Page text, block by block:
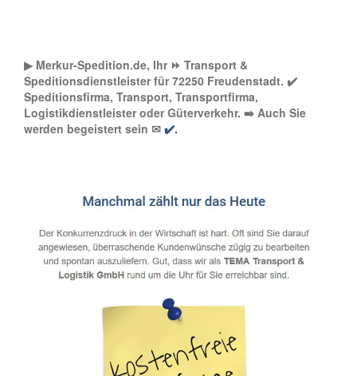
▶︎ Merkur-Spedition.de, Ihr ⏩ Transport &
Speditionsdienstleister für 72250 Freudenstadt. ✔️
Speditionsfirma, Transport, Transportfirma,
Logistikdienstleister oder Güterverkehr. ➡️ Auch Sie
werden begeistert sein ✉ ✔️.